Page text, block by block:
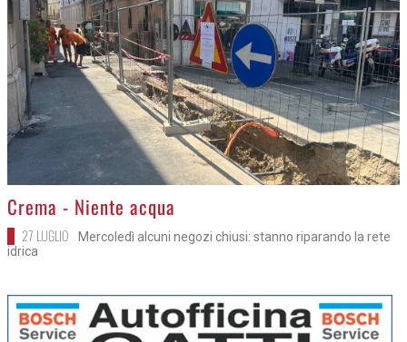
>
Crema - Niente acqua
27 LUGLIO
Mercoledì alcuni negozi chiusi: stanno riparando la rete
idrica